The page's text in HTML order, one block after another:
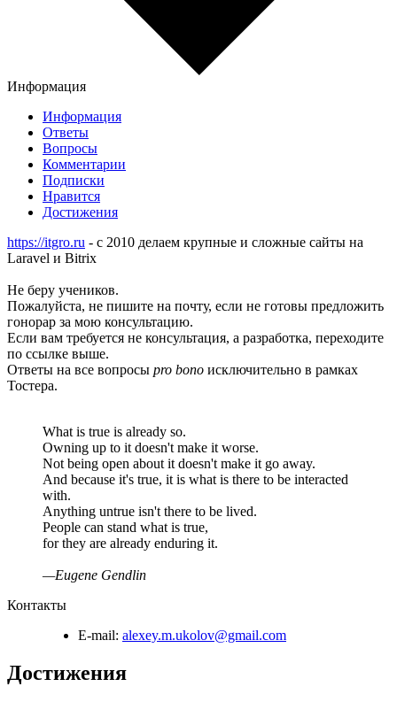
Информация
Информация
Ответы
Вопросы
Комментарии
Подписки
Нравится
Достижения
https://itgro.ru - c 2010 делаем крупные и сложные сайты на
Laravel и Bitrix
Не беру учеников.
Пожалуйста, не пишите на почту, если не готовы предложить
гонорар за мою консультацию.
Если вам требуется не консультация, а разработка, переходите
по ссылке выше.
Ответы на все вопросы pro bono исключительно в рамках
Тостера.
What is true is already so.
Owning up to it doesn't make it worse.
Not being open about it doesn't make it go away.
And because it's true, it is what is there to be interacted
with.
Anything untrue isn't there to be lived.
People can stand what is true,
for they are already enduring it.
—Eugene Gendlin
Контакты
E-mail: alexey.m.ukolov@gmail.com
Достижения